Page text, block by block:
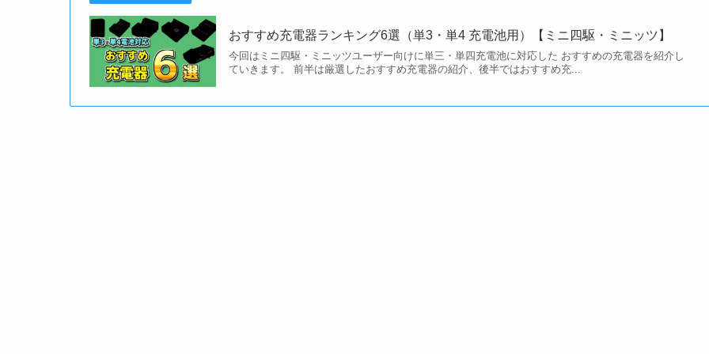
おすすめ充電器ランキング6選（単3・単4 充電池用）【ミニ四駆・ミニッツ】
今回はミニ四駆・ミニッツユーザー向けに単三・単四充電池に対応した おすすめの充電器を紹介し
ていきます。 前半は厳選したおすすめ充電器の紹介、後半ではおすすめ充...